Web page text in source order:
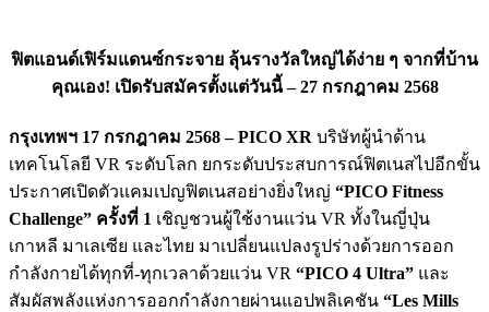
ฟิตแอนด์เฟิร์มแดนซ์กระจาย ลุ้นรางวัลใหญ่ได้ง่าย ๆ จากที่บ้าน
คุณเอง! เปิดรับสมัครตั้งแต่วันนี้ – 27 กรกฎาคม 2568
กรุงเทพฯ 17 กรกฎาคม 2568 –PICO XR บริษัทผู้นำด้าน
เทคโนโลยี VR ระดับโลก ยกระดับประสบการณ์ฟิตเนสไปอีกขั้น
ประกาศเปิดตัวแคมเปญฟิตเนสอย่างยิ่งใหญ่ “PICO Fitness
Challenge” ครั้งที่ 1 เชิญชวนผู้ใช้งานแว่น VR ทั้งในญี่ปุ่น
เกาหลี มาเลเซีย และไทย มาเปลี่ยนแปลงรูปร่างด้วยการออก
กำลังกายได้ทุกที่-ทุกเวลาด้วยแว่น VR “PICO 4 Ultra” และ
สัมผัสพลังแห่งการออกกำลังกายผ่านแอปพลิเคชัน “Les Mills